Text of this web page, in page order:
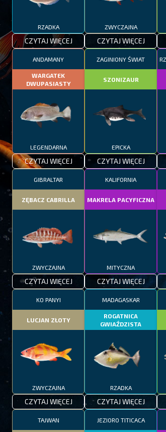
RZADKA
CZYTAJ WIĘCEJ
ZWYCZAJNA
CZYTAJ WIĘCEJ
ANDAMANY
WARGATEK
DWUPASIASTY
LEGENDARNA
CZYTAJ WIĘCEJ
ZAGINIONY ŚWIAT
SZONIZAUR
EPICKA
CZYTAJ WIĘCEJ
GIBRALTAR
ZĘBACZ CABRILLA
ZWYCZAJNA
CZYTAJ WIĘCEJ
KALIFORNIA
MAKRELA PACYFICZNA
MITYCZNA
CZYTAJ WIĘCEJ
KO PANYI
LUCJAN ZŁOTY
ZWYCZAJNA
CZYTAJ WIĘCEJ
MADAGASKAR
ROGATNICA
GWIAŹDZISTA
RZADKA
CZYTAJ WIĘCEJ
TAJWAN JEZIORO TITICACA